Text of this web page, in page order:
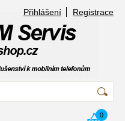
Přihlášení Registrace
0